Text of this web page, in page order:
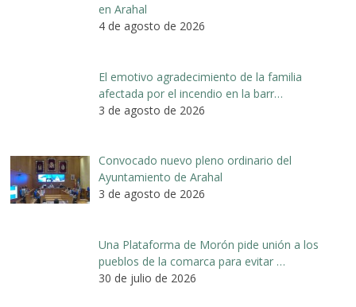
en Arahal
4 de agosto de 2026
El emotivo agradecimiento de la familia
afectada por el incendio en la barr…
3 de agosto de 2026
Convocado nuevo pleno ordinario del
Ayuntamiento de Arahal
3 de agosto de 2026
Una Plataforma de Morón pide unión a los
pueblos de la comarca para evitar …
30 de julio de 2026